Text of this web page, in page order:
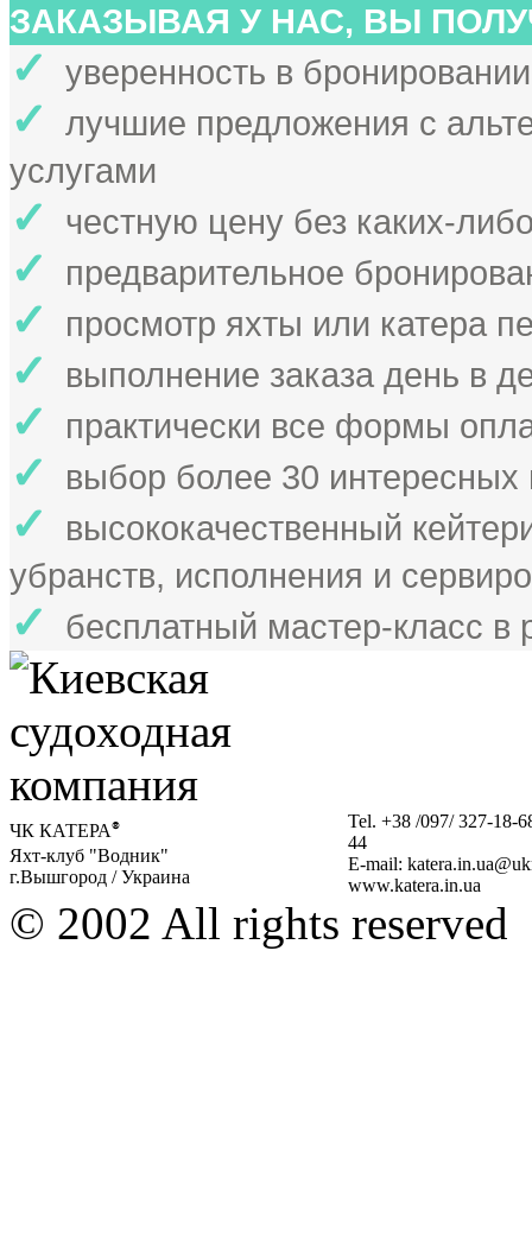
ЗАКАЗЫВАЯ У НАС, ВЫ
✓ уверенность в
✓
лучшие предложения с
услугами
✓ честную цену без каких-
✓ предварительное
✓ просмотр яхты или катера
✓ выполнение заказа день в
✓ практически все формы
✓ выбор более 30
✓
высококачественный
убранств, исполнения и
✓ бесплатный мастер-класс в
ЧК КАТЕРА®
Яхт-клуб "Водник"
г.Вышгород / Украина
Tel. +38 /097/ 327-18-
44
E-mail:
www.katera.in.ua
© 2002 All rights reserved